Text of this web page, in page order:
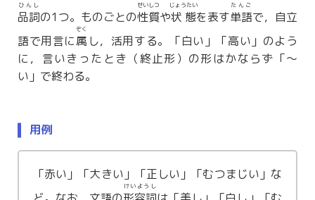
品詞
ひんし
の1つ。ものごとの性質
せいしつ
や状態
じょうたい
を表す単語
たんご
で，自立
語で用言に属
ぞく
し，活用する。「白い」「高い」のよう
に，言いきったとき（終止形）の形はかならず「〜
い」で終わる。
用例
「赤い」「大きい」「正しい」「むつまじい」な
けいようし